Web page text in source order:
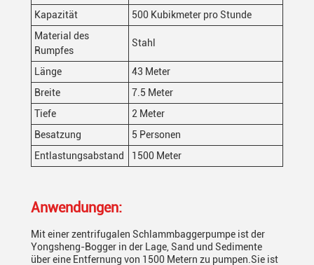
Kapazität
500 Kubikmeter pro Stunde
Material des
Rumpfes
Stahl
Länge
43 Meter
Breite
7.5 Meter
Tiefe
2 Meter
Besatzung
5 Personen
Entlastungsabstand
1500 Meter
Anwendungen:
Mit einer zentrifugalen Schlammbaggerpumpe ist der
Yongsheng-Bogger in der Lage, Sand und Sedimente
über eine Entfernung von 1500 Metern zu pumpen.Sie ist